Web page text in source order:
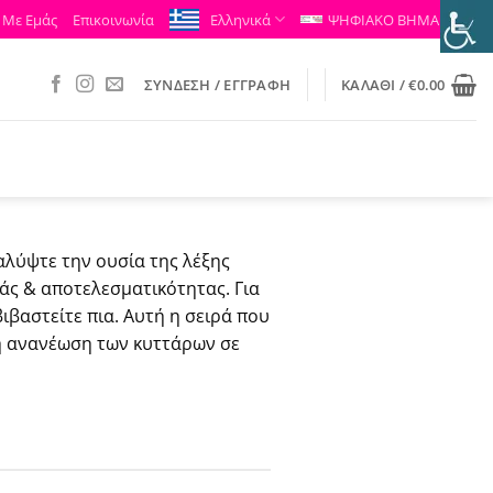
Με Εμάς Επικοινωνία Ελληνικά ΨΗΦΙΑΚΟ ΒΗΜΑ
ΣΎΝΔΕΣΗ / ΕΓΓΡΑΦΉ ΚΑΛΆΘΙ /€0.00
την ουσία της λέξης
& αποτελεσματικότητας. Για
πια. Αυτή η σειρά που
ανανέωση των κυττάρων σε